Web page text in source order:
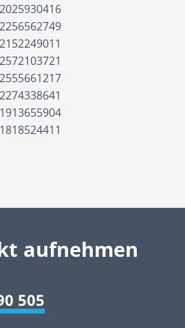
aufnehmen
505